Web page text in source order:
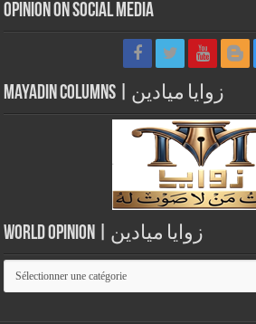
Opinion on Social Media
Mayadin Columns | زوايا ميادين
World Opinion | زوايا ميادين
World
Opinion